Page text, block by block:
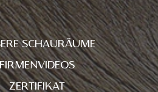
SCHAURÄUME
FIRMENVIDEOS
ZERTIFIKAT